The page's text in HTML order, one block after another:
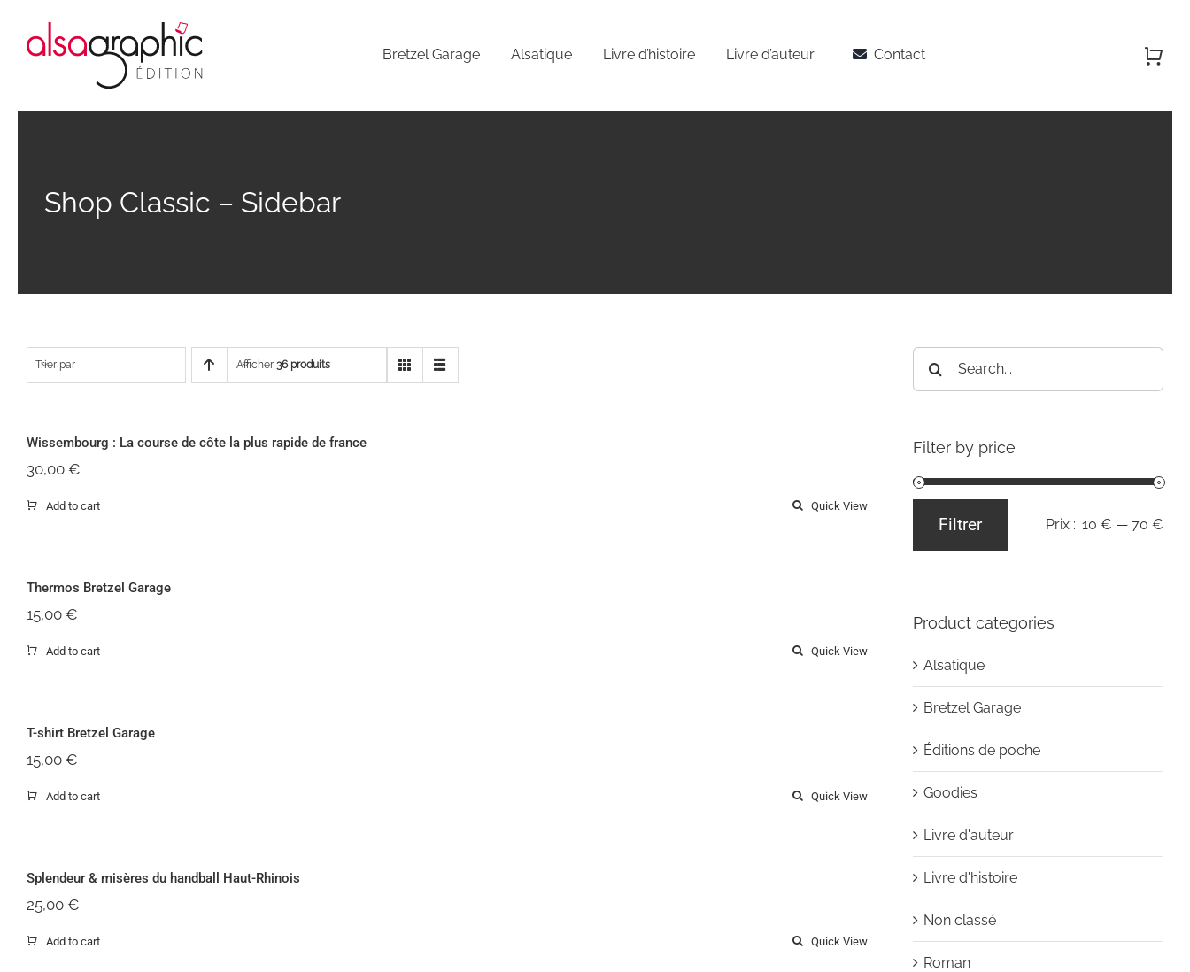
contenu
Bretzel Garage Alsatique Livre d’histoire Livre d’auteur Contact
Shop Classic – Sidebar
Trier par Afficher 36 produits
Rupture de stock
Wissembourg : La course de côte la plus rapide de france
30,00 €
Add to cart Quick View
Thermos Bretzel Garage
15,00 €
Add to cart Quick View
T-shirt Bretzel Garage
15,00 €
Add to cart Quick View
Splendeur & misères du handball Haut-Rhinois
25,00 €
Add to cart Quick View
Filter by price
Filtrer Prix : 10 € —70 €
Product categories
Alsatique
Bretzel Garage
Éditions de poche
Goodies
Livre d'auteur
Livre d'histoire
Non classé
Roman